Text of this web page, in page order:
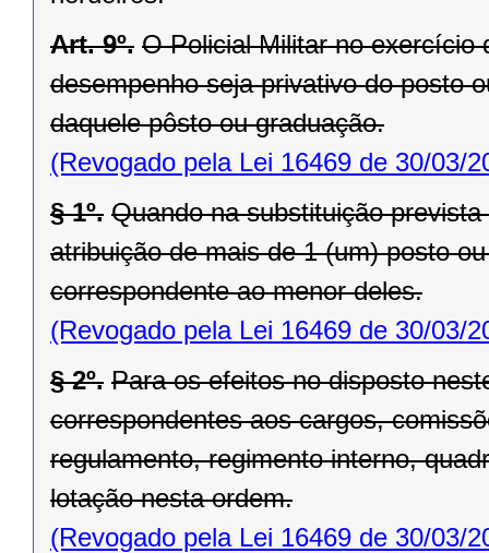
Art. 9º. O Policial Militar no exercício
desempenho seja privativo do posto
daquele pôsto ou graduação.
(Revogado pela Lei 16469 de 30/03/
§ 1º. Quando na substituição
atribuição de mais de 1 (um) posto
correspondente ao menor deles.
(Revogado pela Lei 16469 de 30/03/
§ 2º. Para os efeitos no disposto
correspondentes aos cargos,
regulamento, regimento interno,
lotação nesta ordem.
(Revogado pela Lei 16469 de 30/03/